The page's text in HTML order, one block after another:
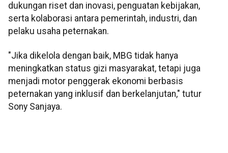
dukungan riset dan inovasi, penguatan kebijakan,
serta kolaborasi antara pemerintah, industri, dan
pelaku usaha peternakan.
"Jika dikelola dengan baik, MBG tidak hanya
meningkatkan status gizi masyarakat, tetapi juga
menjadi motor penggerak ekonomi berbasis
peternakan yang inklusif dan berkelanjutan," tutur
Sony Sanjaya.